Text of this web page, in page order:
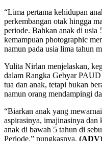
“Lima pertama kehidupan
perkembangan otak hingga
periode. Bahkan anak di usia
kemampuan photographic
namun pada usia lima tahun
Yulita Nirlan menjelaskan,
dalam Rangka Gebyar
tua dan anak, tetapi bukan
namun orang mendampingi
“Biarkan anak yang
aspirasinya, imajinasinya dan
anak di bawah 5 tahun di
Periode,” pungkasnya. (ADV)